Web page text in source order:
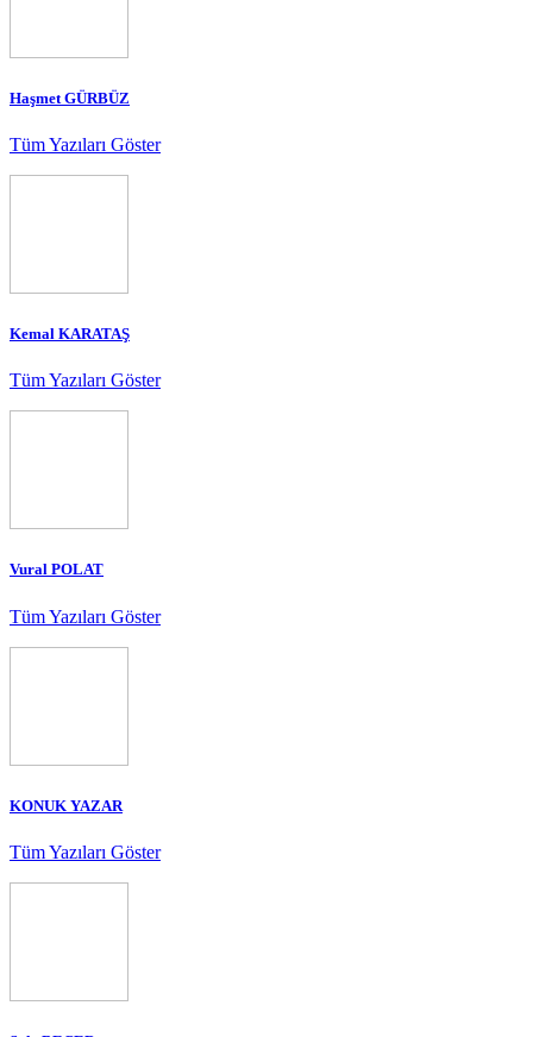
Haşmet GÜRBÜZ
Tüm Yazıları Göster
Kemal KARATAŞ
Tüm Yazıları Göster
Vural POLAT
Tüm Yazıları Göster
KONUK YAZAR
Tüm Yazıları Göster